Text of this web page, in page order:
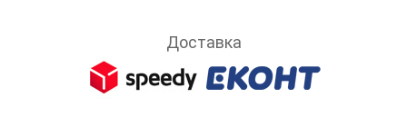
Доставка